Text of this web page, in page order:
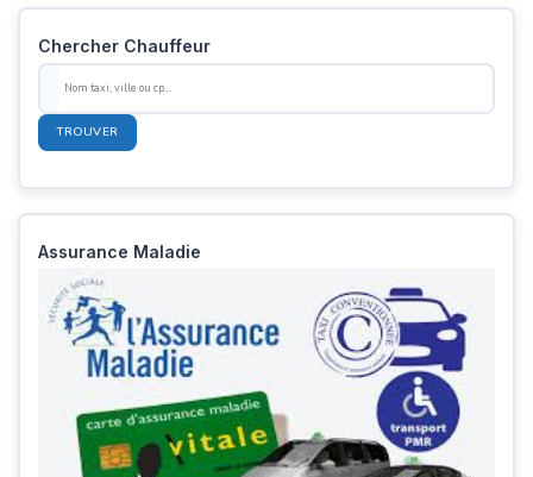
Chercher Chauffeur
TROUVER
Assurance Maladie